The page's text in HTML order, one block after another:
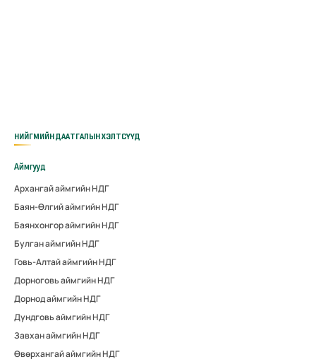
НИЙГМИЙН ДААТГАЛЫН ХЭЛТСҮҮД
Аймгууд
Архангай аймгийн НДГ
Баян-Өлгий аймгийн НДГ
Баянхонгор аймгийн НДГ
Булган аймгийн НДГ
Говь-Алтай аймгийн НДГ
Дорноговь аймгийн НДГ
Дорнод аймгийн НДГ
Дундговь аймгийн НДГ
Завхан аймгийн НДГ
Өвөрхангай аймгийн НДГ